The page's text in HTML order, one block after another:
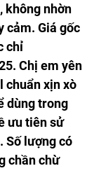
không nhờn
cảm. Giá gốc
chỉ
Chị em yên
chuẩn xịn xò
dùng trong
ưu tiên sử
Số lượng có
chần chừ